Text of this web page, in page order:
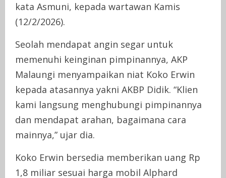
kata Asmuni, kepada wartawan Kamis
(12/2/2026).
Seolah mendapat angin segar untuk
memenuhi keinginan pimpinannya, AKP
Malaungi menyampaikan niat Koko Erwin
kepada atasannya yakni AKBP Didik. “Klien
kami langsung menghubungi pimpinannya
dan mendapat arahan, bagaimana cara
mainnya,” ujar dia.
Koko Erwin bersedia memberikan uang Rp
1,8 miliar sesuai harga mobil Alphard